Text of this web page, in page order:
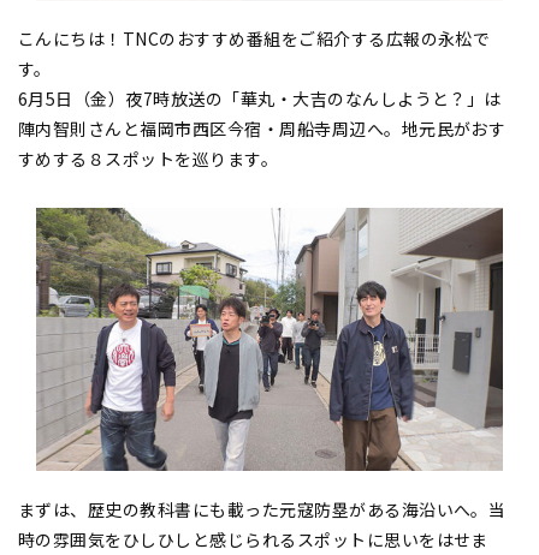
こんにちは！TNCのおすすめ番組をご紹介する広報の永松で
す。
6月5日（金）夜7時放送の「華丸・大吉のなんしようと？」は
陣内智則さんと福岡市西区今宿・周船寺周辺へ。地元民がおす
すめする８スポットを巡ります。
まずは、歴史の教科書にも載った元寇防塁がある海沿いへ。当
時の雰囲気をひしひしと感じられるスポットに思いをはせま